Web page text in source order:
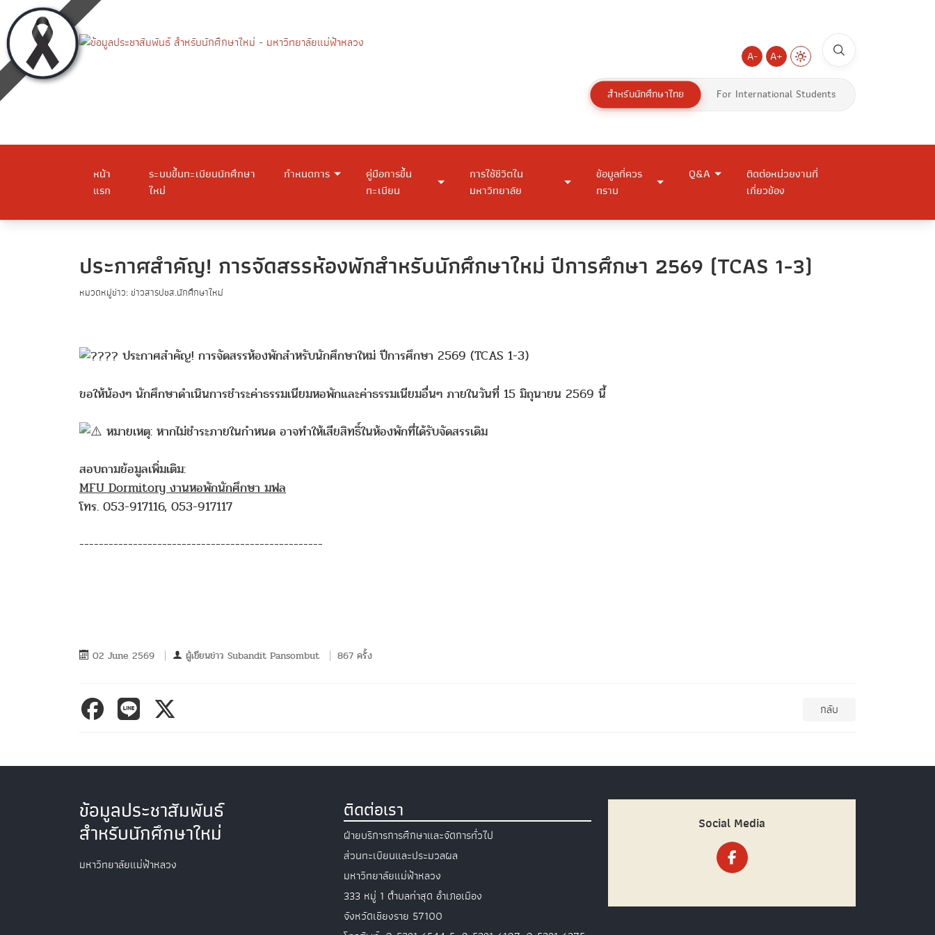
A- A+
สำหรับนักศึกษาไทย For International Students
หน้า
แรก
ระบบขึ้นทะเบียนนักศึกษา
ใหม่
กำหนดการ
คู่มือการขึ้น
ทะเบียน
การใช้ชีวิตใน
มหาวิทยาลัย
ข้อมูลที่ควร
ทราบ
Q&A
ติดต่อหน่วยงานที่
เกี่ยวข้อง
ประกาศสำคัญ! การจัดสรรห้องพักสำหรับนักศึกษาใหม่ ปีการศึกษา 2569 (TCAS 1-3)
หมวดหมู่ข่าว: ข่าวสารปชส.นักศึกษาใหม่
ประกาศสำคัญ! การจัดสรรห้องพักสำหรับนักศึกษาใหม่ ปีการศึกษา 2569 (TCAS 1-3)
ขอให้น้องๆ นักศึกษาดำเนินการชำระค่าธรรมเนียมหอพักและค่าธรรมเนียมอื่นๆ ภายในวันที่ 15 มิถุนายน 2569 นี้
หมายเหตุ: หากไม่ชำระภายในกำหนด อาจทำให้เสียสิทธิ์ในห้องพักที่ได้รับจัดสรรเดิม
สอบถามข้อมูลเพิ่มเติม:
MFU Dormitory งานหอพักนักศึกษา มฟล
โทร. 053-917116, 053-917117
--------------------------------------------------
02 June 2569 ผู้เขียนข่าว Subandit Pansombut 867 ครั้ง
กลับ
ข้อมูลประชาสัมพันธ์
สำหรับนักศึกษาใหม่
มหาวิทยาลัยแม่ฟ้าหลวง
ติดต่อเรา
ฝ่ายบริการการศึกษาและจัดการทั่วไป
ส่วนทะเบียนและประมวลผล
มหาวิทยาลัยแม่ฟ้าหลวง
333 หมู่ 1 ตำบลท่าสุด อำเภอเมือง
จังหวัดเชียงราย 57100
Social Media